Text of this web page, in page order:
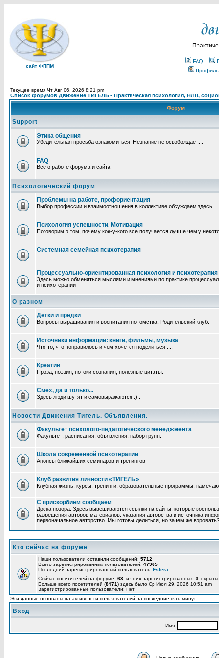
сайт ФППМ
FAQ
Профиль
Текущее время Чт Авг 06, 2026 8:21 pm
Список форумов Движение ТИГЕЛЬ - Практическая психология, НЛП,
Форум
Support
Этика общения
Убедительная просьба ознакомиться. Незнание не освобождает....
FAQ
Все о работе форума и сайта
Психологический форум
Проблемы на работе, профориентация
Выбор профессии и взаимоотношения в коллективе обсуждаем здесь.
Психология успешности. Мотивация
Поговорим о том, почему кое-у-кого все получается лучше чем у
Системная семейная психотерапия
Процессуально-ориентированная психология и психотерапия
Здесь можно обменяться мыслями и мнениями по практике
и психотерапии
О разном
Детки и предки
Вопросы выращивания и воспитания потомства. Родительский клуб.
Источники информации: книги, фильмы, музыка
Что-то, что понравилось и чем хочется поделиться ....
Креатив
Проза, поэзия, потоки сознания, полезные цитаты.
Смех, да и только...
Здесь люди шутят и самовыражаются :) .
Новости Движения Тигель. Объявления.
Факультет психолого-педагогического менеджмента
Факультет: расписания, объявления, набор групп.
Школа современной психотерапии
Анонсы ближайших семинаров и тренингов
Клуб развития личности «ТИГЕЛЬ»
Клубная жизнь: курсы, тренинги, образовательные программы,
С прискорбием сообщаем
Доска позора. Здесь вывешиваются ссылки на сайты, которые
разрешения авторов материалов, указания авторства и источника
первоначальное авторство. Мы готовы делиться, но зачем же воровать?
Кто сейчас на форуме
Наши пользователи оставили сообщений: 5712
Всего зарегистрированных пользователей: 47965
Последний зарегистрированный пользователь: Fsfera
Сейчас посетителей на форуме: 63 , из них зарегистрированных: 0,
Больше всего посетителей (8471) здесь было Ср Июл 29, 2026 10:51 am
Зарегистрированные пользователи: Нет
Эти данные основаны на активности пользователей за последние пять минут
Вход
Имя: